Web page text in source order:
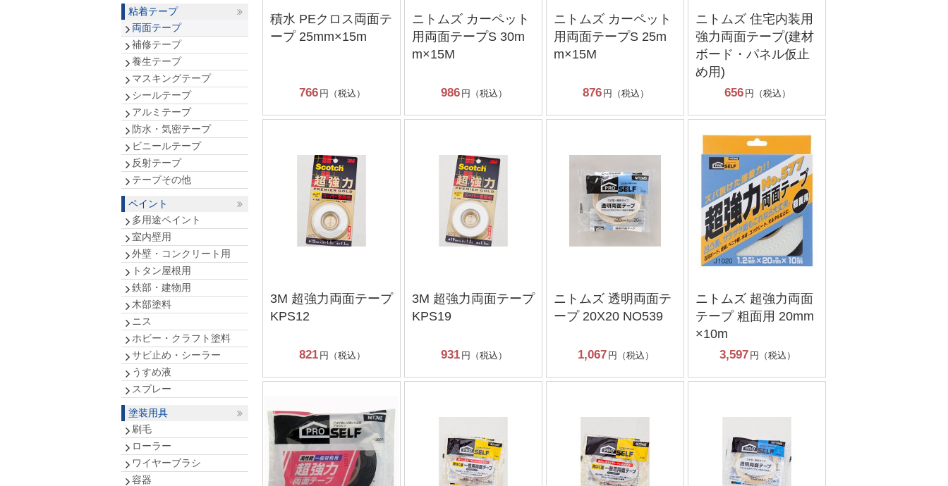
積水 PEクロス両面テ
ープ 25mm×15m
766 円（税込）
ニトムズ カーペット
用両面テープS 30m
m×15M
986 円（税込）
ニトムズ カーペット
用両面テープS 25m
m×15M
876 円（税込）
ニトムズ 住宅内装用
強力両面テープ(建材
ボード・パネル仮止
め用)
656 円（税込）
3M 超強力両面テープ
KPS12
821 円（税込）
3M 超強力両面テープ
KPS19
931 円（税込）
ニトムズ 透明両面テ
ープ 20X20 NO539
1,067 円（税込）
ニトムズ 超強力両面
テープ 粗面用 20mm
×10m
3,597 円（税込）
粘着テープ
両面テープ
補修テープ
養生テープ
マスキングテープ
シールテープ
アルミテープ
防水・気密テープ
ビニールテープ
反射テープ
テープその他
ペイント
多用途ペイント
室内壁用
外壁・コンクリート用
トタン屋根用
鉄部・建物用
木部塗料
ニス
ホビー・クラフト塗料
サビ止め・シーラー
うすめ液
スプレー
塗装用具
刷毛
ローラー
ワイヤーブラシ
容器